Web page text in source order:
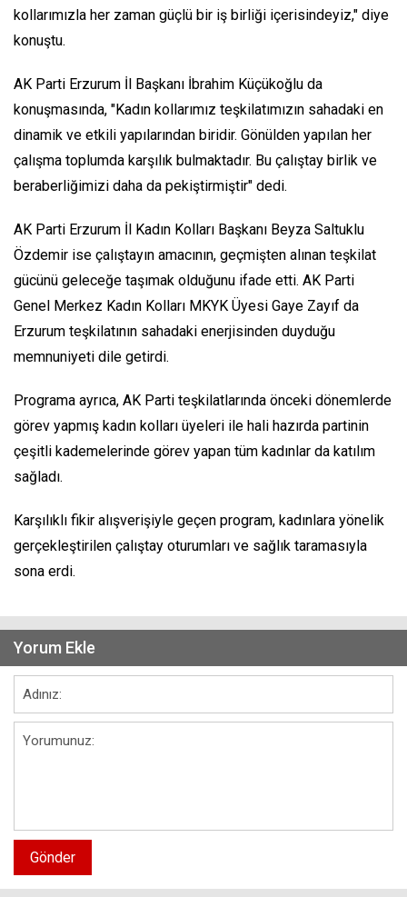
kollarımızla her zaman güçlü bir iş birliği içerisindeyiz," diye
konuştu.
AK Parti Erzurum İl Başkanı İbrahim Küçükoğlu da
konuşmasında, "Kadın kollarımız teşkilatımızın sahadaki en
dinamik ve etkili yapılarından biridir. Gönülden yapılan her
çalışma toplumda karşılık bulmaktadır. Bu çalıştay birlik ve
beraberliğimizi daha da pekiştirmiştir" dedi.
AK Parti Erzurum İl Kadın Kolları Başkanı Beyza Saltuklu
Özdemir ise çalıştayın amacının, geçmişten alınan teşkilat
gücünü geleceğe taşımak olduğunu ifade etti. AK Parti
Genel Merkez Kadın Kolları MKYK Üyesi Gaye Zayıf da
Erzurum teşkilatının sahadaki enerjisinden duyduğu
memnuniyeti dile getirdi.
Programa ayrıca, AK Parti teşkilatlarında önceki dönemlerde
görev yapmış kadın kolları üyeleri ile hali hazırda partinin
çeşitli kademelerinde görev yapan tüm kadınlar da katılım
sağladı.
Karşılıklı fikir alışverişiyle geçen program, kadınlara yönelik
gerçekleştirilen çalıştay oturumları ve sağlık taramasıyla
sona erdi.
Yorum Ekle
Gönder